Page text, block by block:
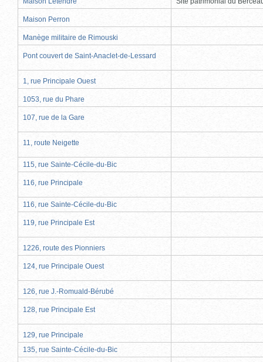
Maison Perron
Manège militaire de Rimouski
Pont couvert de Saint-Anaclet-de-Lessard
1, rue Principale Ouest
1053, rue du Phare
107, rue de la Gare
11, route Neigette
115, rue Sainte-Cécile-du-Bic
116, rue Principale
116, rue Sainte-Cécile-du-Bic
119, rue Principale Est
1226, route des Pionniers
124, rue Principale Ouest
126, rue J.-Romuald-Bérubé
128, rue Principale Est
129, rue Principale
135, rue Sainte-Cécile-du-Bic